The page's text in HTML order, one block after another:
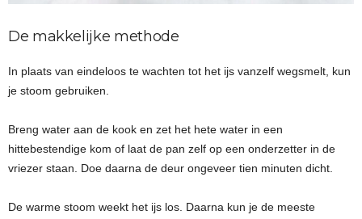
De makkelijke methode
In plaats van eindeloos te wachten tot het ijs vanzelf wegsmelt, kun
je stoom gebruiken.
Breng water aan de kook en zet het hete water in een
hittebestendige kom of laat de pan zelf op een onderzetter in de
vriezer staan. Doe daarna de deur ongeveer tien minuten dicht.
De warme stoom weekt het ijs los. Daarna kun je de meeste